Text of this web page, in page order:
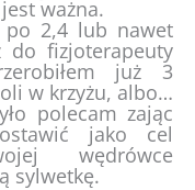
ważna.
po 2,4 lub nawet
do fizjoterapeuty
już 3
w krzyżu, albo…
polecam zając
jako cel
wędrówce
sylwetkę.